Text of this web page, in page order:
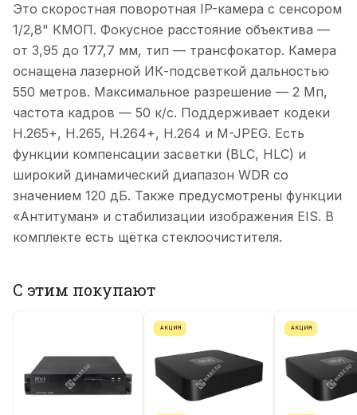
Это скоростная поворотная IP-камера с сенсором
1/2,8" КМОП. Фокусное расстояние объектива —
от 3,95 до 177,7 мм, тип — трансфокатор. Камера
оснащена лазерной ИК-подсветкой дальностью
550 метров. Максимальное разрешение — 2 Мп,
частота кадров — 50 к/с. Поддерживает кодеки
H.265+, H.265, H.264+, H.264 и M-JPEG. Есть
функции компенсации засветки (BLC, HLC) и
широкий динамический диапазон WDR со
значением 120 дБ. Также предусмотрены функции
«Антитуман» и стабилизации изображения EIS. В
комплекте есть щётка стеклоочистителя.
С этим покупают
АКЦИЯ АКЦИЯ